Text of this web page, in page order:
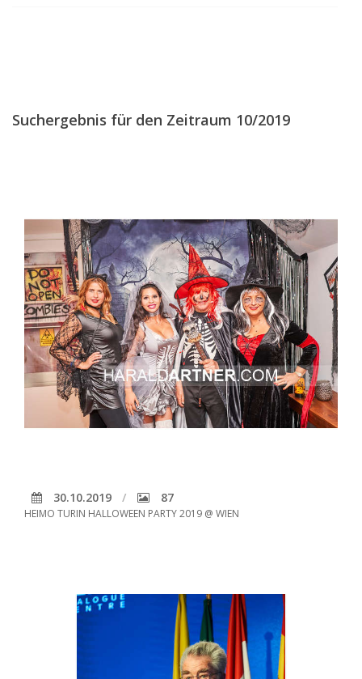
2016
2015
2014
Suchergebnis für den Zeitraum 10/2019
30.10.2019 87
HEIMO TURIN HALLOWEEN PARTY 2019 @ WIEN